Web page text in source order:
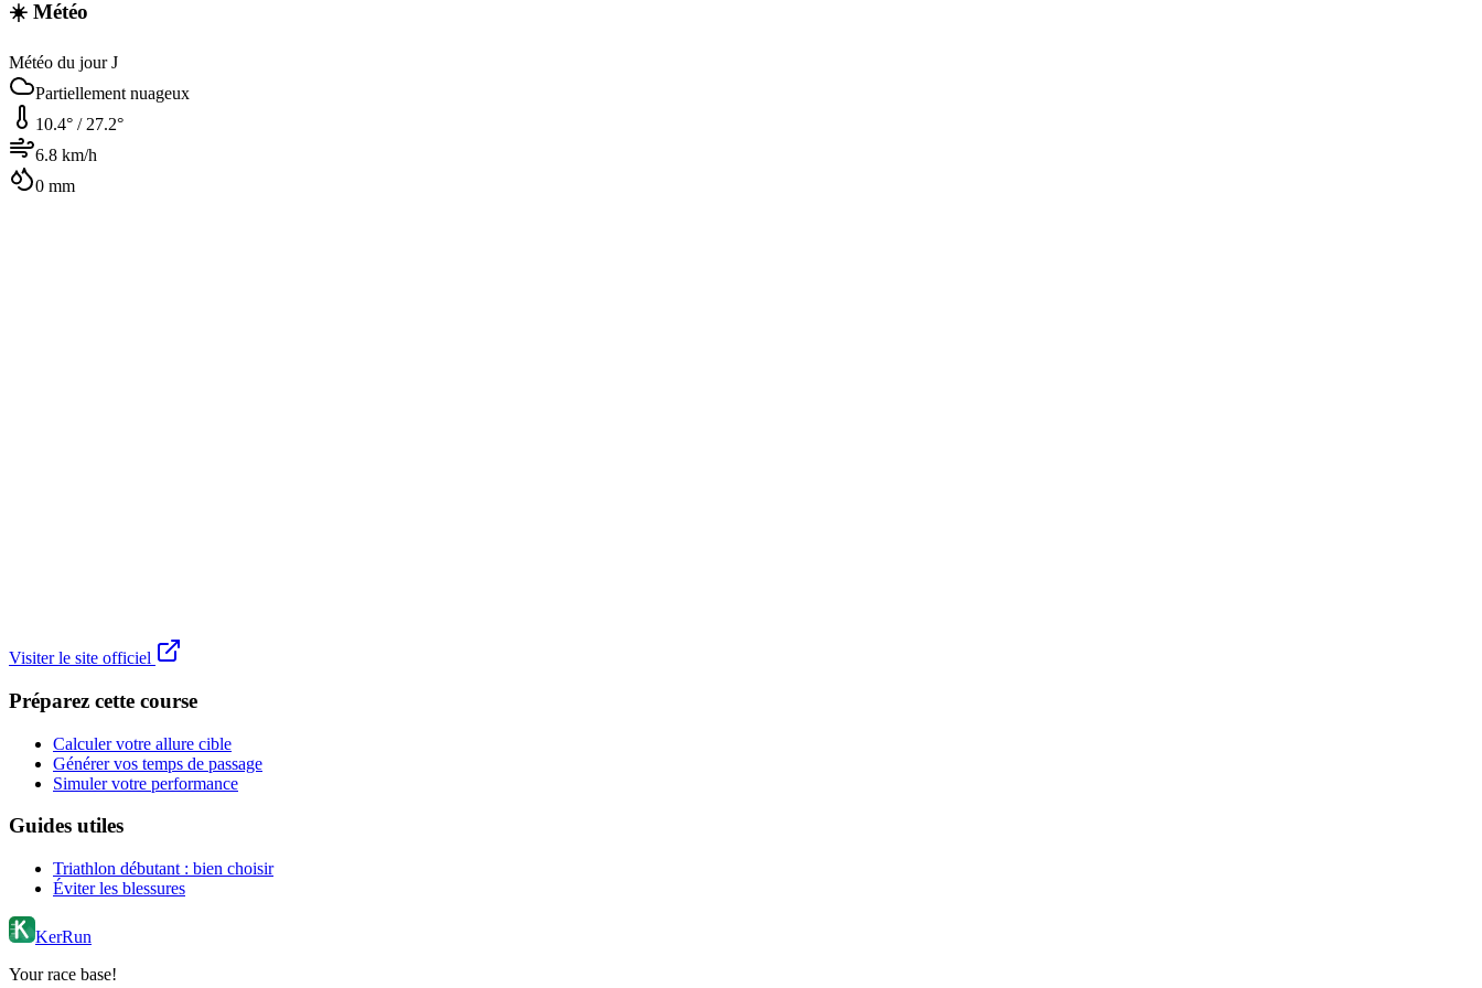
☀️ Météo
Météo du jour J
Partiellement nuageux
10.4° / 27.2°
6.8 km/h
0 mm
Visiter le site officiel
Préparez cette course
Calculer votre allure cible
Générer vos temps de passage
Simuler votre performance
Guides utiles
Triathlon débutant : bien choisir
Éviter les blessures
KerRun
Your race base!